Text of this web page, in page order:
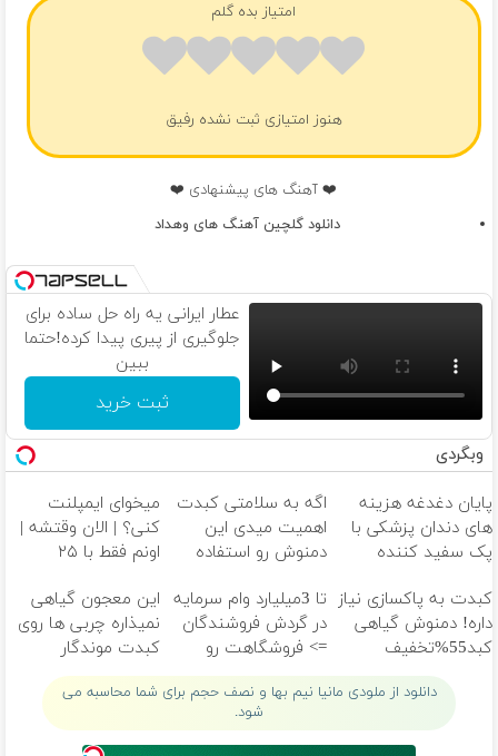
امتیاز بده گلم
هنوز امتیازی ثبت نشده رفیق
❤️ آهنگ های پیشنهادی ❤️
دانلود گلچین آهنگ های وهداد
عطار ایرانی یه راه حل ساده برای
جلوگیری از پیری پیدا کرده!حتما
ببین
ثبت خرید
وبگردی
پایان دغدغه هزینه
های دندان پزشکی با
پک سفید کننده
اگه به سلامتی کبدت
اهمیت میدی این
دمنوش رو استفاده
میخوای ایمپلنت
کنی؟ | الان وقتشه |
اونم فقط با ۲۵
کبدت به پاکسازی نیاز
داره! دمنوش گیاهی
کبد55%تخفیف
تا 3میلیارد وام سرمایه
در گردش فروشندگان
=> فروشگاهت رو
ثبت کن
این معجون گیاهی
نمیذاره چربی ها روی
کبدت موندگار
بشن55%تخفیف
دانلود از ملودی مانیا نیم بها و نصف حجم برای شما محاسبه می
شود.